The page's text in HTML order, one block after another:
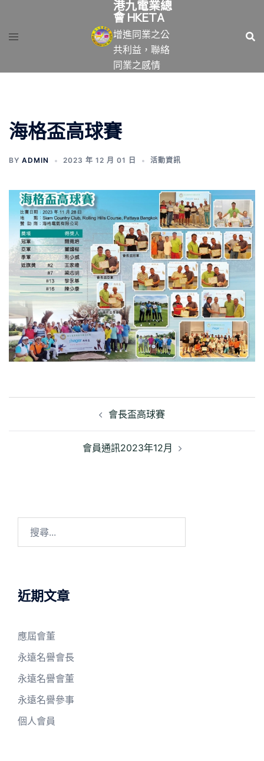
港九電業總
會 HKETA
增進同業之公
共利益，聯絡
同業之感情
海格盃高球賽
BY ADMIN 2023 年 12 月 01 日 活動資訊
文
導
會長盃高球賽
會員通訊2023年12月
字:
近期文章
應屆會董
永遠名譽會長
永遠名譽會董
永遠名譽參事
個人會員